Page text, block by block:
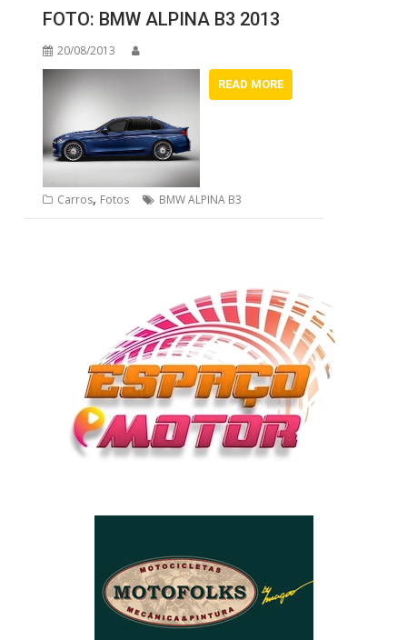
FOTO: BMW ALPINA B3 2013
20/08/2013
READ MORE
Carros, Fotos BMW ALPINA B3